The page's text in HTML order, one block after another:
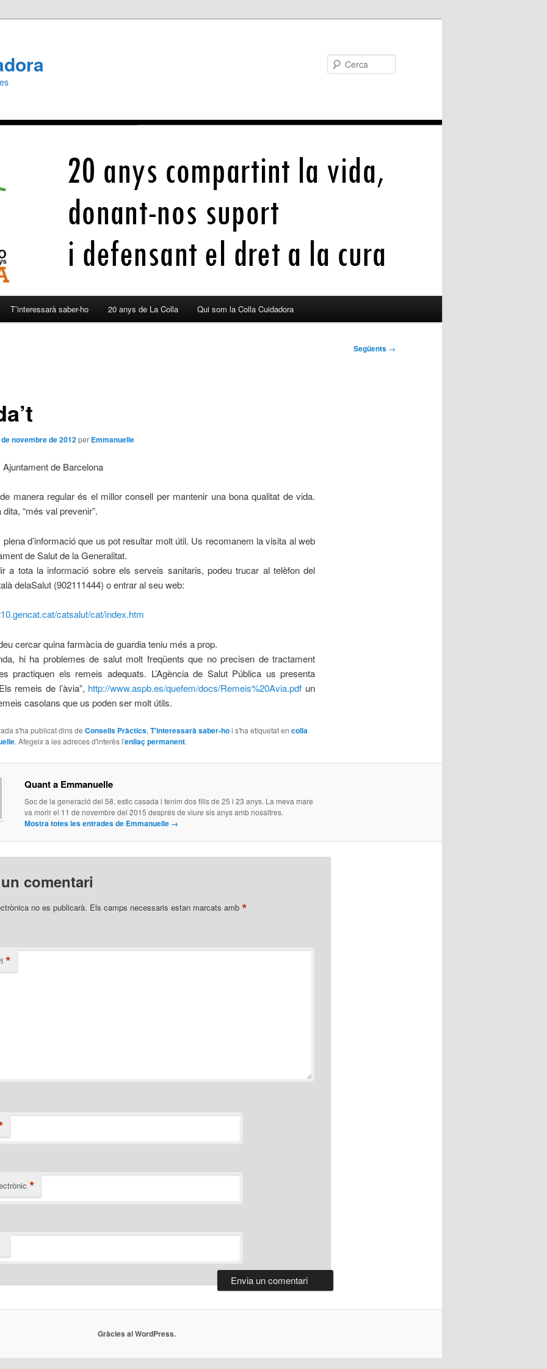
T’interessarà saber-ho 20 anys de La Colla Qui som la Colla Cuidadora
Següents →
novembre de 2012per Emmanuelle
de Barcelona
manera regular és el millor consell per mantenir una bona qualitat de vida.
“més val prevenir”.
plena d’informació que us pot resultar molt útil. Us recomanem la visita al web
de Salut de la Generalitat.
a tota la informació sobre els serveis sanitaris, podeu trucar al telèfon del
delaSalut (902111444) o entrar al seu web:
catsalut/cat/index.htm
cercar quina farmàcia de guardia teniu més a prop.
hi ha problemes de salut molt freqüents que no precisen de tractament
practiquen els remeis adequats. L’Agència de Salut Pública us presenta
remeis de l’àvia”, http://www.aspb.es/quefem/docs/Remeis%20Avia.pdf un
casolans que us poden ser molt útils.
s'ha publicat dins de Consells Pràctics, T'interessarà saber-hoi s'ha etiquetat en colla
. Afegeix a les adreces d'interès l'enllaç permanent.
Quant a Emmanuelle
Soc de la generació del 58, estic casada i tenim dos fills de 25 i 23 anys. La meva mare
va morir el 11 de novembre del 2015 després de viure sis anys amb nosaltres.
Mostra totes les entrades de Emmanuelle →
comentari
no es publicarà. Els camps necessaris estan marcats amb *
*
*
Gràcies al WordPress.